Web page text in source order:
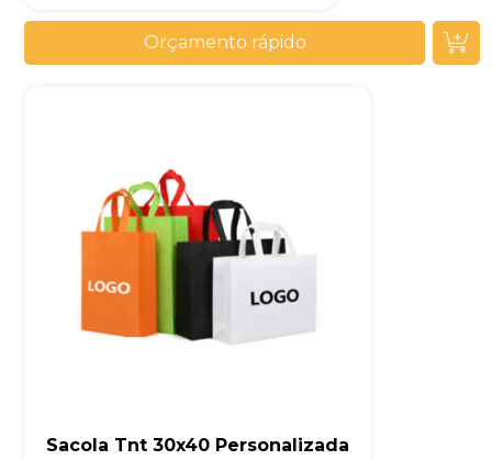
Orçamento rápido
Sacola Tnt 30x40 Personalizada